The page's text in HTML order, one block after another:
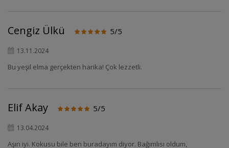
Cengiz Ülkü 5/5
13.11.2024
Bu yeşil elma gerçekten harika! Çok lezzetli.
Elif Akay 5/5
13.04.2024
Aşırı iyi. Kokusu bile ben buradayım diyor. Bağımlısı oldum,